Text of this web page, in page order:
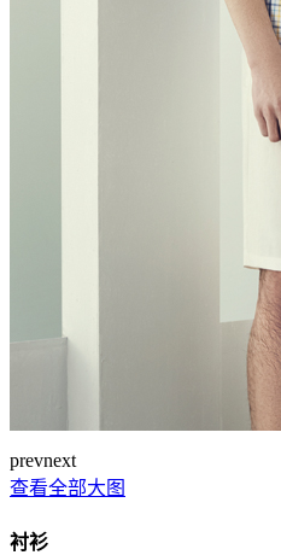
prevnext
查看全部大图
衬衫